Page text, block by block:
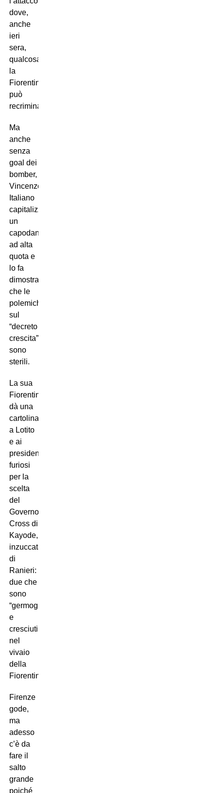
dove,
anche
ieri
sera,
qualcosa
la
Fiorentina
può
recriminare.
Ma
anche
senza
goal dei
bomber,
Vincenzo
Italiano
capitalizza
un
capodanno
ad alta
quota e
lo fa
dimostrando
che le
polemiche
sul
“decreto
crescita”
sono
sterili.
La sua
Fiorentina
dà una
cartolina
a Lotito
e ai
presidenti
furiosi
per la
scelta
del
Governo.
Cross di
Kayode,
inzuccata
di
Ranieri:
due che
sono
“germogliati”
e
cresciuti
nel
vivaio
della
Fiorentina.
Firenze
gode,
ma
adesso
c’è da
fare il
salto
grande
poiché